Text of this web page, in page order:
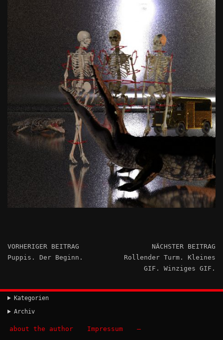
VORHERIGER BEITRAG
Puppis. Der Beginn.
NÄCHSTER BEITRAG
Rollender Turm. Kleines
GIF. Winziges GIF.
Kategorien
Archiv
about the author Impressum –